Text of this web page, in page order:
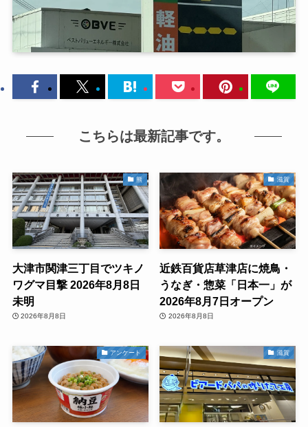
こちらは最新記事です。
熊
大津市関津三丁目でツキノ
ワグマ目撃 2026年8月8日
未明
2026年8月8日
滋賀
近鉄百貨店草津店に焼鳥・
うなぎ・惣菜「日本一」が
2026年8月7日オープン
2026年8月8日
アンケート 滋賀